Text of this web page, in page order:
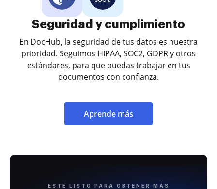
Seguridad y cumplimiento
En DocHub, la seguridad de tus datos es nuestra
prioridad. Seguimos HIPAA, SOC2, GDPR y otros
estándares, para que puedas trabajar en tus
documentos con confianza.
Aprende más
ESTÉ LISTO PARA OBTENER MÁS